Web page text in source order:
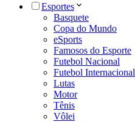
Esportes
Basquete
Copa do Mundo
eSports
Famosos do Esporte
Futebol Nacional
Futebol Internacional
Lutas
Motor
Tênis
Vôlei